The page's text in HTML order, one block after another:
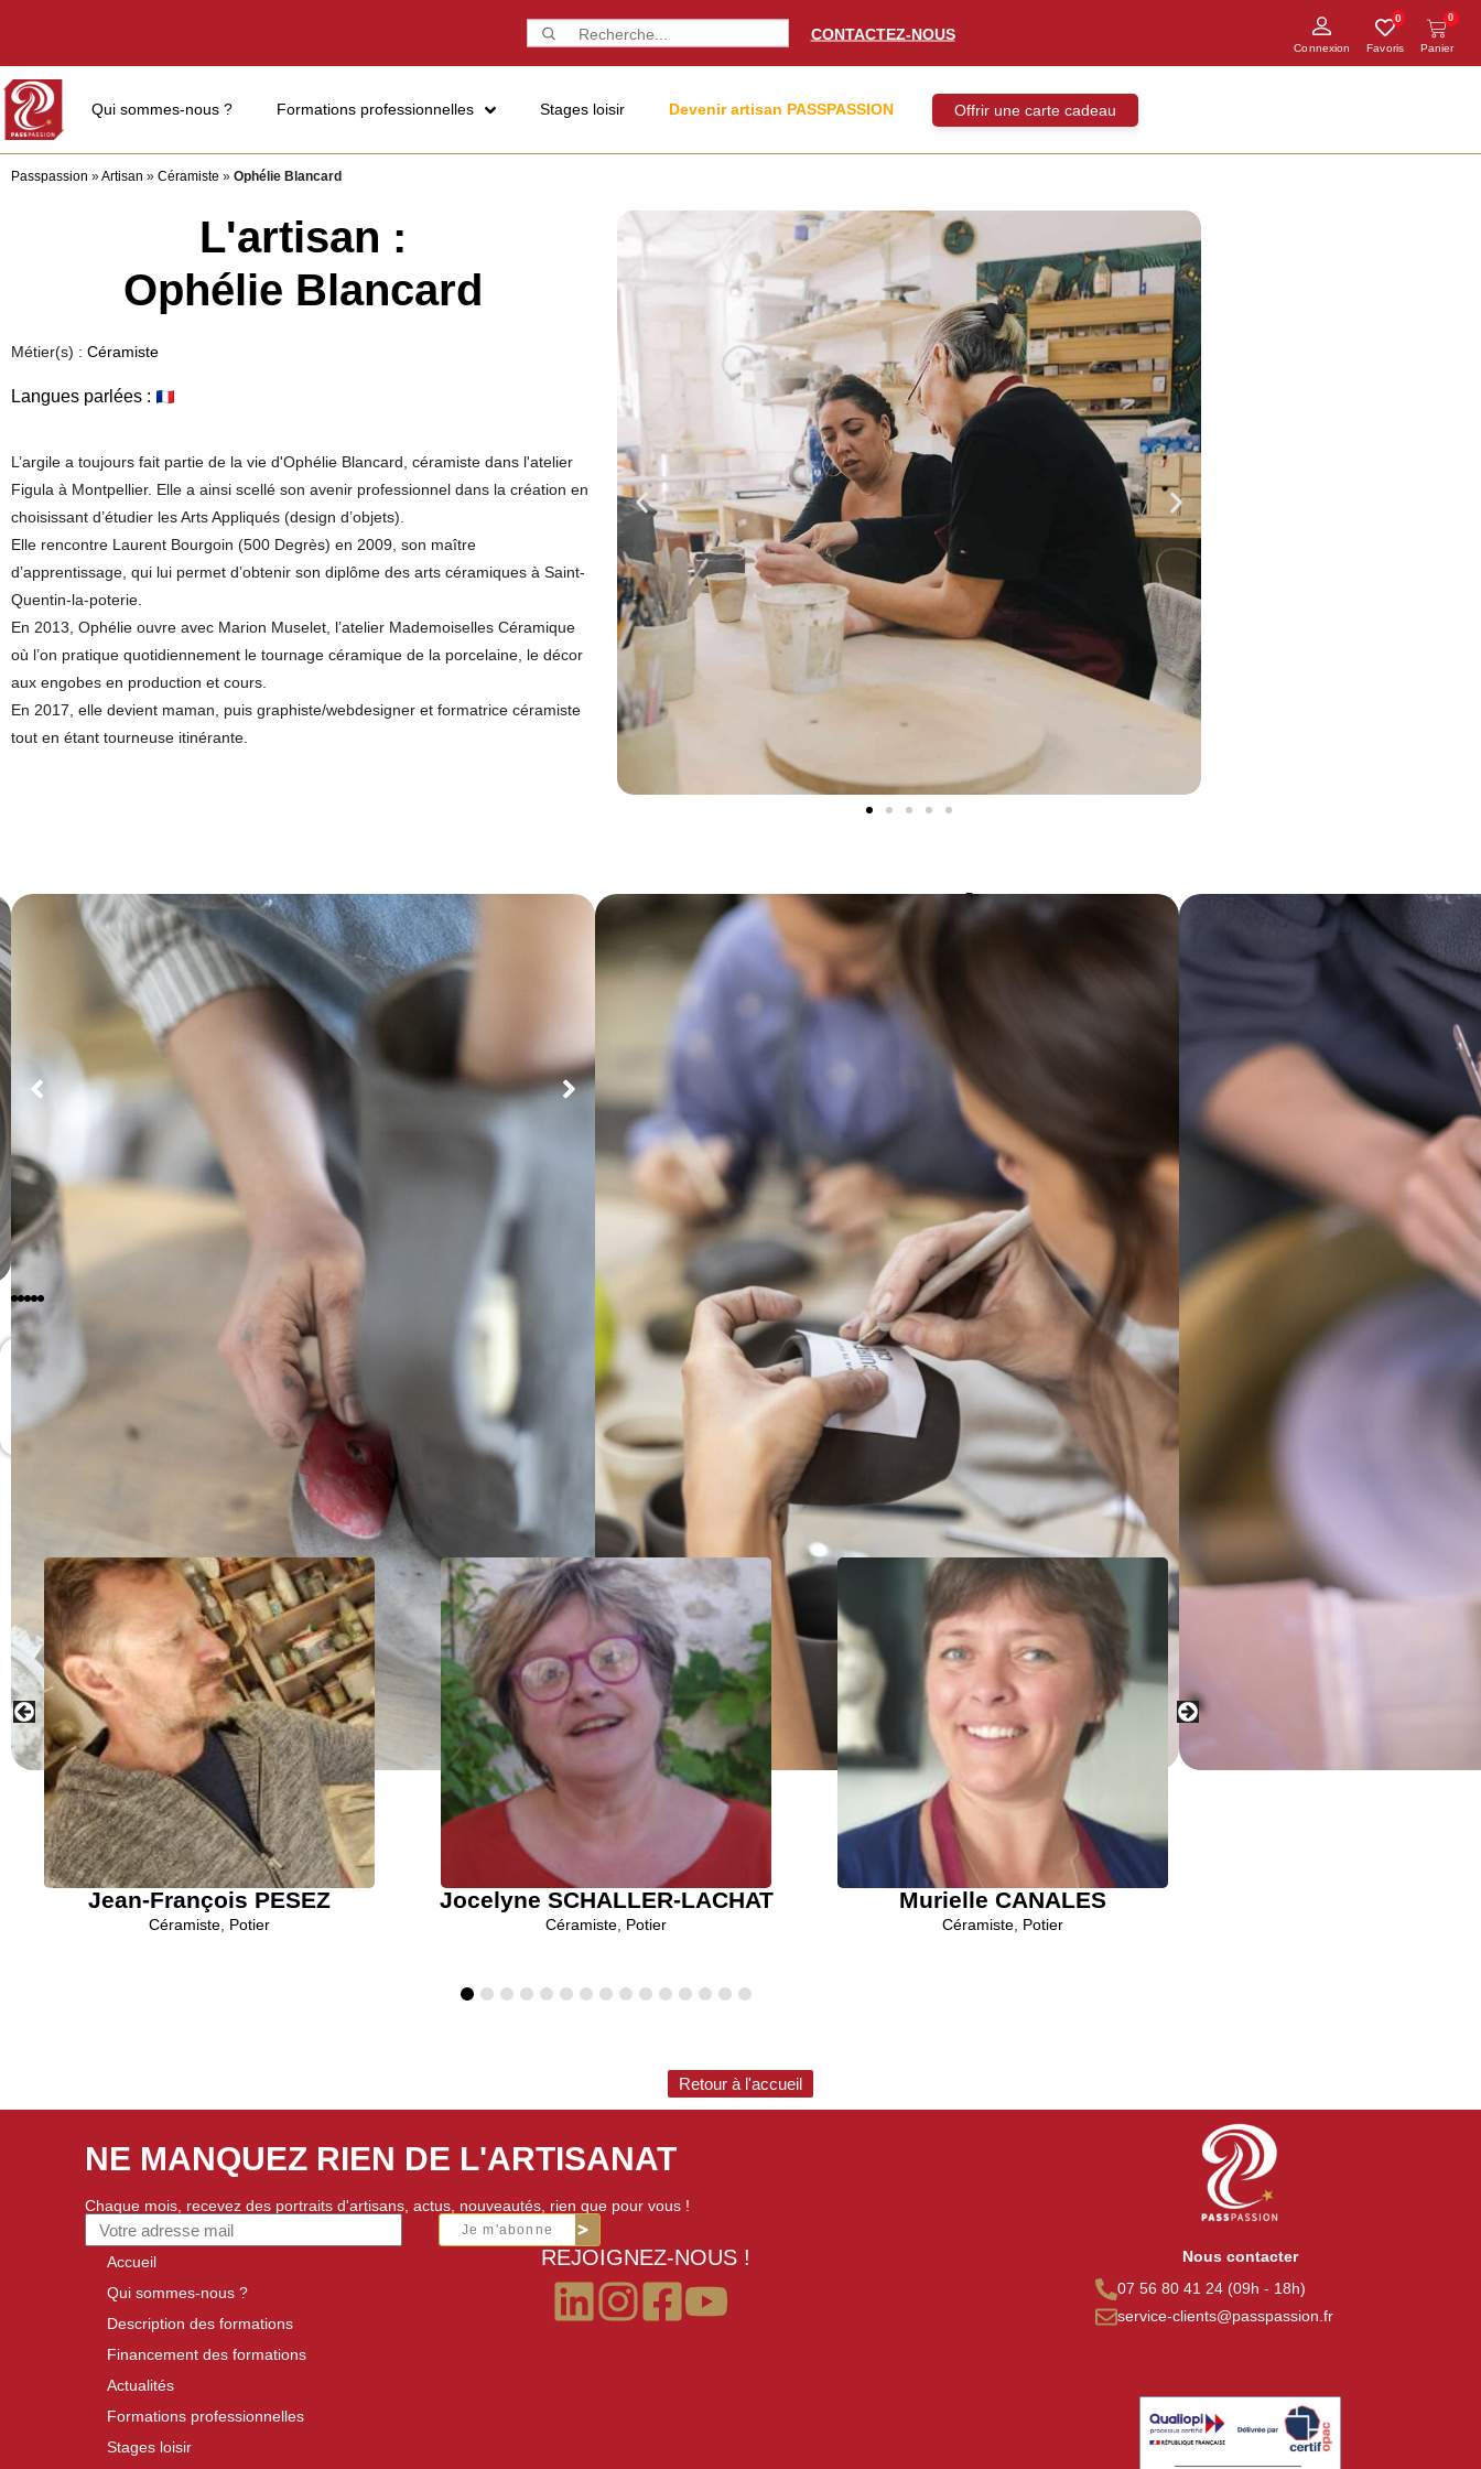
CONTACTEZ-NOUS
0 0
Qui sommes-nous ? Formations professionnelles Stages loisir Devenir artisan PASSPASSION Offrir une carte cadeau
Passpassion »Artisan » Céramiste » Ophélie Blancard
L'artisan :
Ophélie Blancard
Métier(s) : Céramiste
Langues parlées :
L’argile a toujours fait partie de la vie d'Ophélie Blancard, céramiste dans l'atelier
Figula à Montpellier. Elle a ainsi scellé son avenir professionnel dans la création en
choisissant d’étudier les Arts Appliqués (design d’objets).
Elle rencontre Laurent Bourgoin (500 Degrès) en 2009, son maître
d’apprentissage, qui lui permet d’obtenir son diplôme des arts céramiques à Saint-
Quentin-la-poterie.
En 2013, Ophélie ouvre avec Marion Muselet, l’atelier Mademoiselles Céramique
où l’on pratique quotidiennement le tournage céramique de la porcelaine, le décor
aux engobes en production et cours.
En 2017, elle devient maman, puis graphiste/webdesigner et formatrice céramiste
tout en étant tourneuse itinérante.
L'Entreprise :
FIGULA
Urbain
Figula, Un atelier partagé de céramique.
Pratiquez votre passion pour la céramique au sein de notre atelier partagé sous
forme de cours, de stages et ou d'ateliers libre. Figula est un espace dédié à la
réalisation de vos envies. Nous accueillons les professionnel.les et amateur.ices au
coeur de Montpellier.
Le(s) stage(s) proposé(s)
Ce passeur proposera prochainement des stages...restez à l'écoute...
Vous pourriez également rencontrer,
dans un métier similaire...
Jean-François PESEZ
Céramiste Potier
Jocelyne SCHALLER-LACHAT
Céramiste Potier
Murielle CANALES
Céramiste Potier
Retour à l'accueil
NE MANQUEZ RIEN DE L'ARTISANAT
Chaque mois, recevez des portraits d'artisans, actus, nouveautés, rien que pour vous !
Je m'abonne
Accueil
Qui sommes-nous ?
Description des formations
Financement des formations
Actualités
Formations professionnelles
Stages loisir
REJOIGNEZ-NOUS !
Nous contacter
07 56 80 41 24 (09h - 18h)
service-clients@passpassion.fr